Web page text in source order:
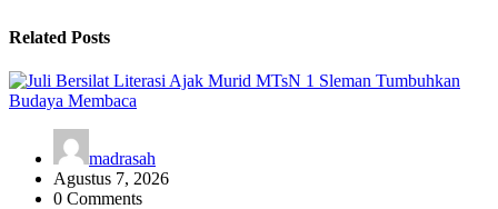
Related Posts
madrasah
Agustus 7, 2026
0 Comments